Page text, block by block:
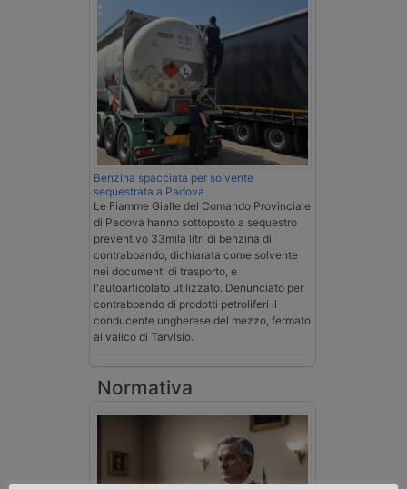
Benzina spacciata per solvente
sequestrata a Padova
Le Fiamme Gialle del Comando Provinciale
di Padova hanno sottoposto a sequestro
preventivo 33mila litri di benzina di
contrabbando, dichiarata come solvente
nei documenti di trasporto, e
l'autoarticolato utilizzato. Denunciato per
contrabbando di prodotti petroliferi il
conducente ungherese del mezzo, fermato
al valico di Tarvisio.
Normativa